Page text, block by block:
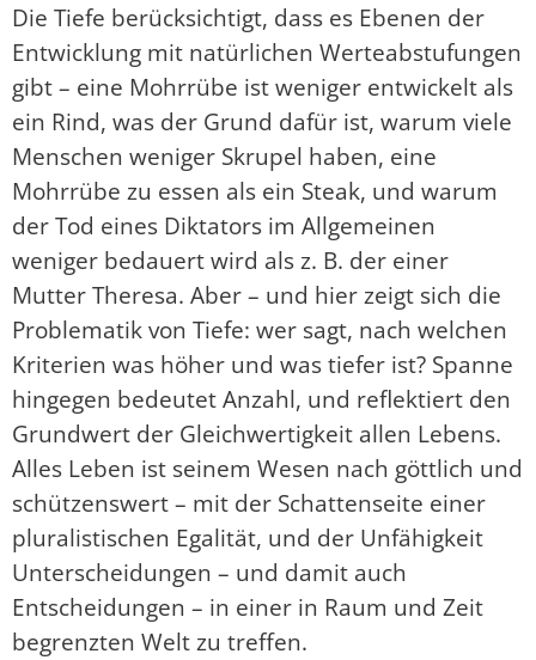
Die Tiefe berücksichtigt, dass es Ebenen der
Entwicklung mit natürlichen Werteabstufungen
gibt – eine Mohrrübe ist weniger entwickelt als
ein Rind, was der Grund dafür ist, warum viele
Menschen weniger Skrupel haben, eine
Mohrrübe zu essen als ein Steak, und warum
der Tod eines Diktators im Allgemeinen
weniger bedauert wird als z. B. der einer
Mutter Theresa. Aber – und hier zeigt sich die
Problematik von Tiefe: wer sagt, nach welchen
Kriterien was höher und was tiefer ist? Spanne
hingegen bedeutet Anzahl, und reflektiert den
Grundwert der Gleichwertigkeit allen Lebens.
Alles Leben ist seinem Wesen nach göttlich und
schützenswert – mit der Schattenseite einer
pluralistischen Egalität, und der Unfähigkeit
Unterscheidungen – und damit auch
Entscheidungen – in einer in Raum und Zeit
begrenzten Welt zu treffen.